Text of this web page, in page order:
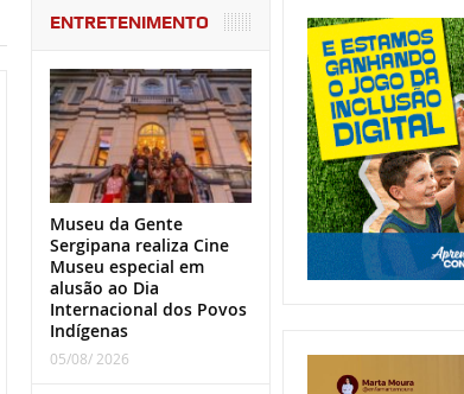
ENTRETENIMENTO
Museu da Gente
Sergipana realiza Cine
Museu especial em
alusão ao Dia
Internacional dos Povos
Indígenas
05/08/ 2026